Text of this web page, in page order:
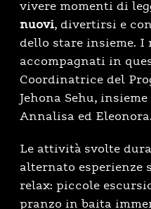
vivere momenti di
nuovi, divertirsi e
dello stare insieme. I
accompagnati in
Coordinatrice del
Jehona Sehu,
Annalisa ed Eleonora.
Le attività svolte
alternato esperienze
relax: piccole
pranzo in baita